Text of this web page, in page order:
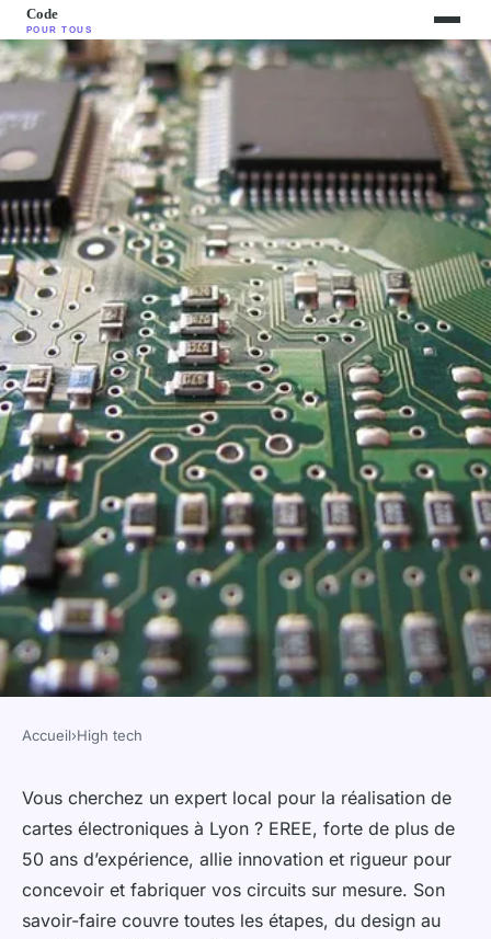
HIGH TECH
Réalisation de cartes
électroniques : votre
partenaire à Lyon
Gabrielle•11 août 2025•4 min de lecture
Accueil›High tech
Vous cherchez un expert local pour la réalisation de
cartes électroniques à Lyon ? EREE, forte de plus de
50 ans d’expérience, allie innovation et rigueur pour
concevoir et fabriquer vos circuits sur mesure. Son
savoir-faire couvre toutes les étapes, du design au